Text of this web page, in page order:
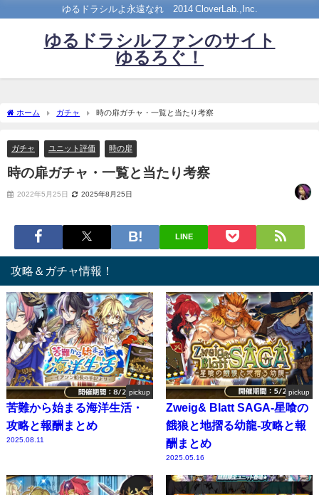
ゆるドラシルよ永遠なれ©2014 CloverLab.,Inc.
ゆるドラシルファンのサイト
ゆるろぐ！
ホーム ガチャ 時の扉ガチャ・一覧と当たり考察
ガチャ ユニット評価 時の扉
時の扉ガチャ・一覧と当たり考察
2022年5月25日 2025年8月25日
LINE
攻略＆ガチャ情報！
pickup
苦難から始まる海洋生活・
攻略と報酬まとめ
2025.08.11
pickup
Zweig& Blatt SAGA-星喰の
餓狼と地摺る幼龍-攻略と報
酬まとめ
2025.05.16